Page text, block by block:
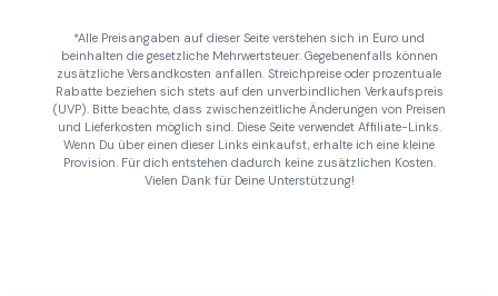
*Alle Preisangaben auf dieser Seite verstehen sich in Euro und
beinhalten die gesetzliche Mehrwertsteuer. Gegebenenfalls können
zusätzliche Versandkosten anfallen. Streichpreise oder prozentuale
Rabatte beziehen sich stets auf den unverbindlichen Verkaufspreis
(UVP). Bitte beachte, dass zwischenzeitliche Änderungen von Preisen
und Lieferkosten möglich sind. Diese Seite verwendet Affiliate-Links.
Wenn Du über einen dieser Links einkaufst, erhalte ich eine kleine
Provision. Für dich entstehen dadurch keine zusätzlichen Kosten.
Vielen Dank für Deine Unterstützung!